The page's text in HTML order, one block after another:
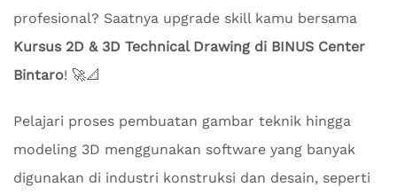
profesional? Saatnya upgrade skill kamu bersama
Kursus 2D & 3D Technical Drawing di BINUS Center
Bintaro! 🚀📐
Pelajari proses pembuatan gambar teknik hingga
modeling 3D menggunakan software yang banyak
digunakan di industri konstruksi dan desain, seperti